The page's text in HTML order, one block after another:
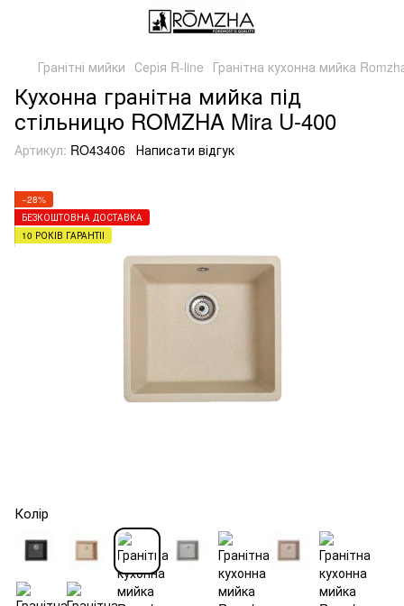
Гранітні мийки Серія R-line Гранітна кухонна мийка
Кухонна гранітна мийка під
стільницю ROMZHA Mira U-400
Артикул: RO43406 Написати відгук
−28%
БЕЗКОШТОВНА ДОСТАВКА
10 РОКІВ ГАРАНТІЇ
Колір